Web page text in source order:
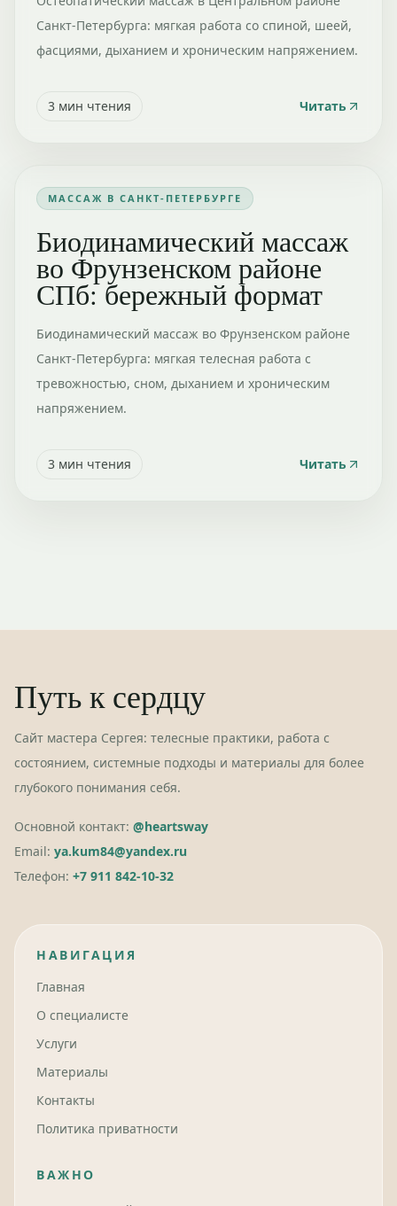
Санкт-Петербурга: мягкая работа со спиной, шеей,
фасциями, дыханием и хроническим напряжением.
3 мин чтения Читать
МАССАЖ В САНКТ-ПЕТЕРБУРГЕ
Биодинамический массаж
во Фрунзенском районе
СПб: бережный формат
Биодинамический массаж во Фрунзенском районе
Санкт-Петербурга: мягкая телесная работа с
тревожностью, сном, дыханием и хроническим
напряжением.
3 мин чтения Читать
Путь к сердцу
Сайт мастера Сергея: телесные практики, работа с
состоянием, системные подходы и материалы для более
глубокого понимания себя.
Основной контакт: @heartsway
Email: ya.kum84@yandex.ru
Телефон: +7 911 842-10-32
НАВИГАЦИЯ
Главная
О специалисте
Услуги
Материалы
Контакты
Политика приватности
ВАЖНО